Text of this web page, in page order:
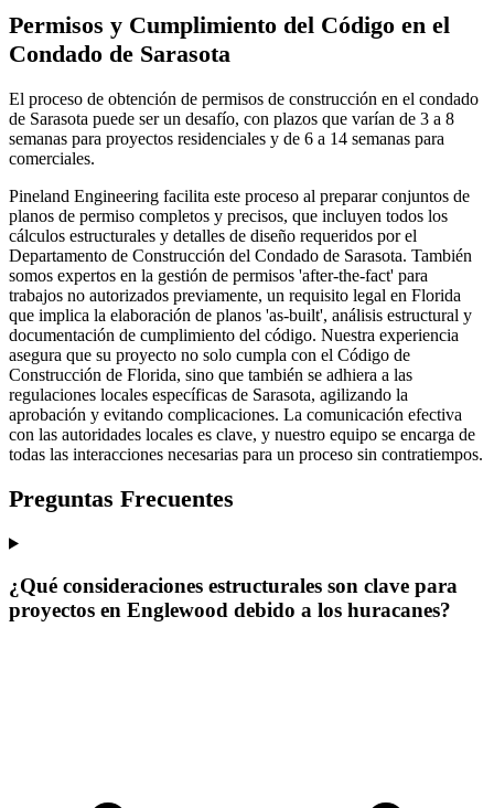
Permisos y Cumplimiento del Código en el
Condado de Sarasota
El proceso de obtención de permisos de construcción en el condado
de Sarasota puede ser un desafío, con plazos que varían de 3 a 8
semanas para proyectos residenciales y de 6 a 14 semanas para
comerciales.
Pineland Engineering facilita este proceso al preparar conjuntos de
planos de permiso completos y precisos, que incluyen todos los
cálculos estructurales y detalles de diseño requeridos por el
Departamento de Construcción del Condado de Sarasota. También
somos expertos en la gestión de permisos 'after-the-fact' para
trabajos no autorizados previamente, un requisito legal en Florida
que implica la elaboración de planos 'as-built', análisis estructural y
documentación de cumplimiento del código. Nuestra experiencia
asegura que su proyecto no solo cumpla con el Código de
Construcción de Florida, sino que también se adhiera a las
regulaciones locales específicas de Sarasota, agilizando la
aprobación y evitando complicaciones. La comunicación efectiva
con las autoridades locales es clave, y nuestro equipo se encarga de
todas las interacciones necesarias para un proceso sin contratiempos.
Preguntas Frecuentes
¿Qué consideraciones estructurales son clave para
proyectos en Englewood debido a los huracanes?